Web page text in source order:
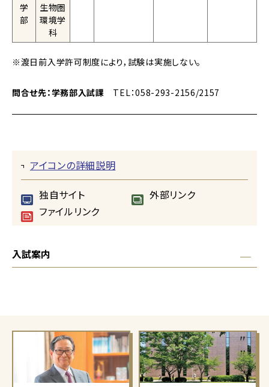
学
部
生物圏
環境学
科
※渡日前入学許可制度により，試験は実施しない。
問合せ先：学務部入試課 TEL：058-293-2156/2157
アイコンの詳細説明
独自サイト
外部リンク
ファイルリンク
入試案内